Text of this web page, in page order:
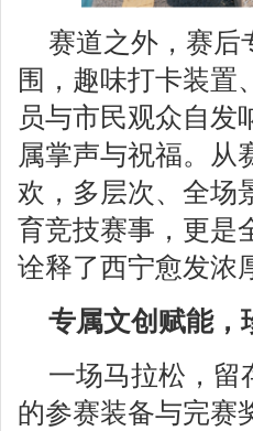
赛道之外，赛后
围，趣味打卡装置
员与市民观众自发
属掌声与祝福。从
欢，多层次、全场
育竞技赛事，更是
诠释了西宁愈发浓
专属文创赋能，
一场马拉松，留
的参赛装备与完赛